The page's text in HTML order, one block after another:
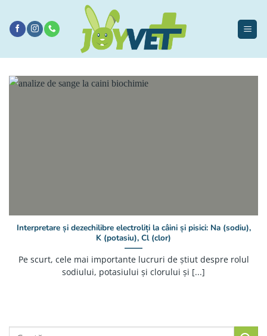
conținut
Interpretare și dezechilibre electroliți la câini și pisici: Na (sodiu),
K (potasiu), Cl (clor)
Pe scurt, cele mai importante lucruri de știut despre rolul
sodiului, potasiului și clorului și [...]